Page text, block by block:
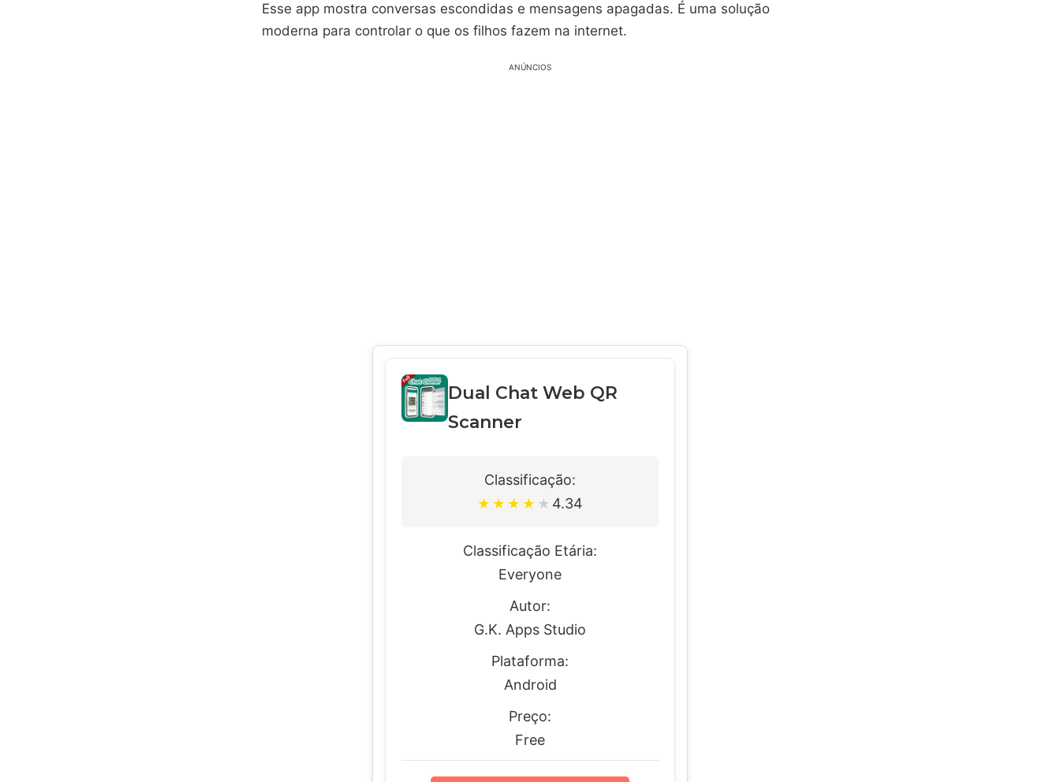
Esse app mostra conversas escondidas e mensagens apagadas. É uma solução
moderna para controlar o que os filhos fazem na internet.
ANÚNCIOS
Dual Chat Web QR
Scanner
Classificação:
★ ★ ★ ★ ★ 4.34
Classificação Etária:
Everyone
Autor:
G.K. Apps Studio
Plataforma:
Android
Preço:
Free